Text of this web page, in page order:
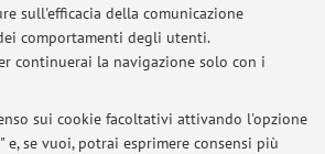
sull'efficacia della comunicazione
comportamenti degli utenti.
continuerai la navigazione solo con i
sui cookie facoltativi attivando l'opzione
e, se vuoi, potrai esprimere consensi più